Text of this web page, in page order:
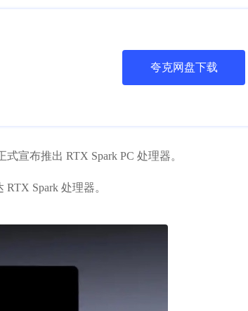
夸克网盘下载
宣布推出 RTX Spark PC 处理器。
Spark 处理器。